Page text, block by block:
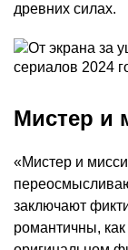
древних силах.
Мистер и
«Мистер и
заключают
романтичны,